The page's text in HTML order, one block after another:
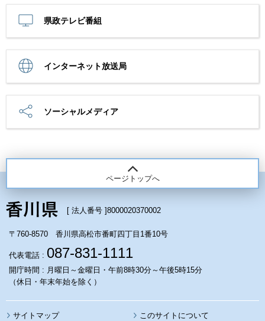
県政テレビ番組
インターネット放送局
ソーシャルメディア
ページトップへ
[ 法人番号 ]8000020370002
〒760-8570 香川県高松市番町四丁目1番10号
代表電話 : 087-831-1111
開庁時間 : 月曜日～金曜日・午前8時30分～午後5時15分
（休日・年末年始を除く）
サイトマップ このサイトについて